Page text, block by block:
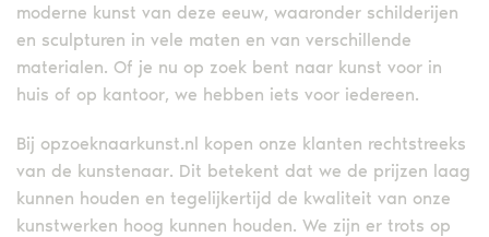
moderne kunst van deze eeuw, waaronder schilderijen
en sculpturen in vele maten en van verschillende
materialen. Of je nu op zoek bent naar kunst voor in
huis of op kantoor, we hebben iets voor iedereen.
Bij opzoeknaarkunst.nl kopen onze klanten rechtstreeks
van de kunstenaar. Dit betekent dat we de prijzen laag
kunnen houden en tegelijkertijd de kwaliteit van onze
kunstwerken hoog kunnen houden. We zijn er trots op